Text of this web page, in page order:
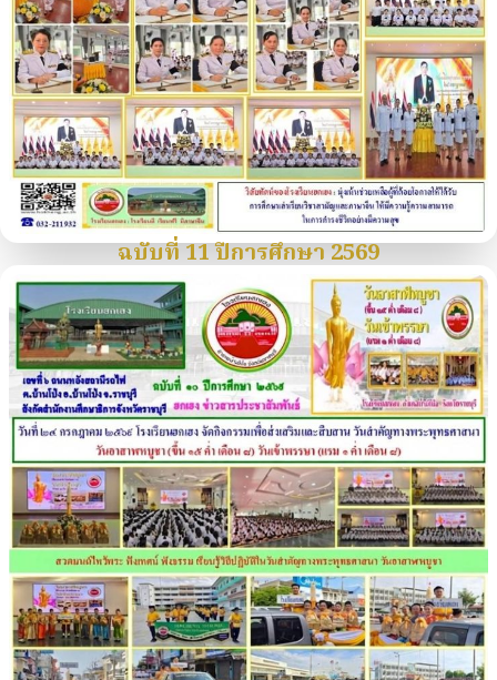
ฉบับที่ 11 ปีการศึกษา 2569